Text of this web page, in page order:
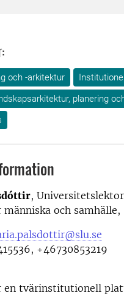
och -arkitektur
planering
, Universitetslektor
och samhälle,
+46730853219
en tvärinstitutionell